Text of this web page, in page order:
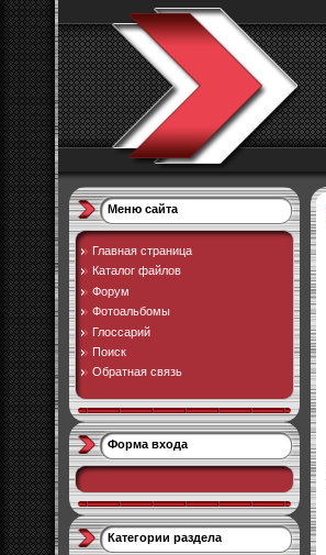
Меню сайта
Главная страница
Каталог файлов
Форум
Фотоальбомы
Глоссарий
Поиск
Обратная связь
Форма входа
Категории раздела